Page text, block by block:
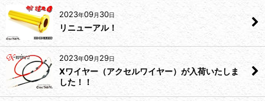
2023年09月 30日
リニューアル！
2023年09月 29日
Xワイヤー（アクセルワイヤー）が入荷いたしま
した！！